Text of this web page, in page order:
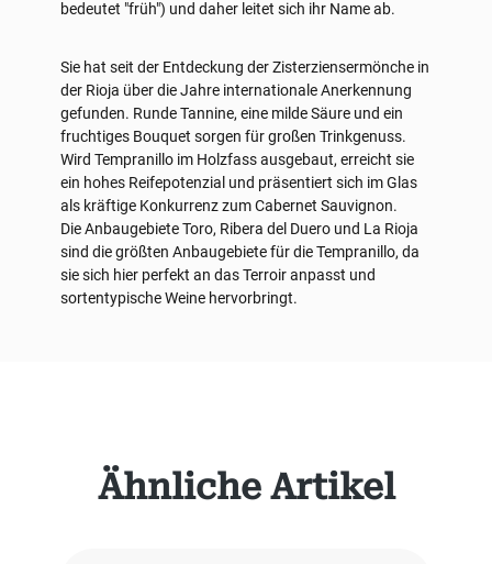
Produktgalerie überspringen
Ähnliche Artikel
bedeutet "früh") und daher leitet sich ihr Name ab.
Sie hat seit der Entdeckung der Zisterziensermönche in
der Rioja über die Jahre internationale Anerkennung
gefunden. Runde Tannine, eine milde Säure und ein
fruchtiges Bouquet sorgen für großen Trinkgenuss.
Wird Tempranillo im Holzfass ausgebaut, erreicht sie
ein hohes Reifepotenzial und präsentiert sich im Glas
als kräftige Konkurrenz zum Cabernet Sauvignon.
Die Anbaugebiete Toro, Ribera del Duero und La Rioja
sind die größten Anbaugebiete für die Tempranillo, da
sie sich hier perfekt an das Terroir anpasst und
sortentypische Weine hervorbringt.